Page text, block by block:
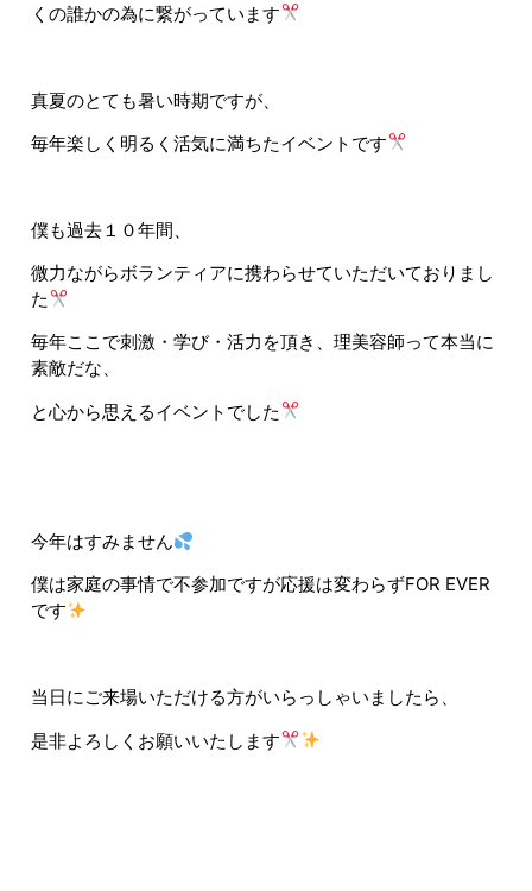
くの誰かの為に繋がっています
真夏のとても暑い時期ですが、
毎年楽しく明るく活気に満ちたイベントです
僕も過去１０年間、
微力ながらボランティアに携わらせていただいておりまし
た
毎年ここで刺激・学び・活力を頂き、理美容師って本当に
素敵だな、
と心から思えるイベントでした
今年はすみません
僕は家庭の事情で不参加ですが応援は変わらずFOR EVER
です
当日にご来場いただける方がいらっしゃいましたら、
是非よろしくお願いいたします